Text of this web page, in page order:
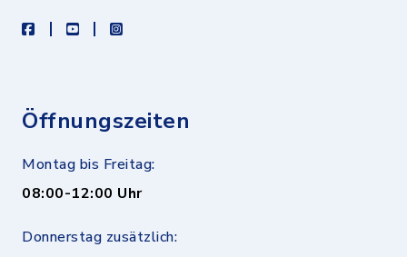
facebookyoutubeinstagram
Öffnungszeiten
Montag bis Freitag:
08:00-12:00 Uhr
Donnerstag zusätzlich: